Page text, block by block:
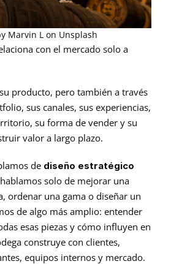
Marvin L on Unsplash
con el mercado solo a
producto, pero también a través
sus canales, sus experiencias,
su forma de vender y su
valor a largo plazo.
de diseño estratégico
solo de mejorar una
ordenar una gama o diseñar un
de algo más amplio: entender
esas piezas y cómo influyen en
construye con clientes,
equipos internos y mercado.